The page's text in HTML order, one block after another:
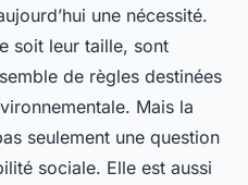
une nécessité.
soit leur taille, sont
de règles destinées
Mais la
seulement une question
sociale. Elle est aussi